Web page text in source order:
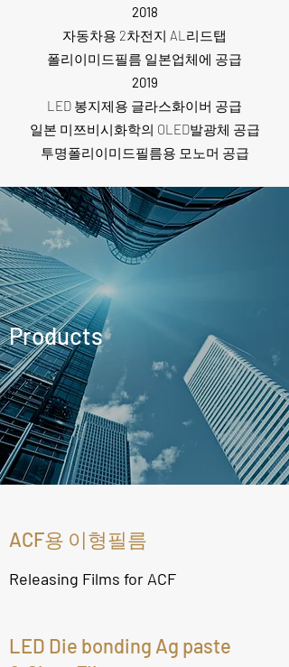
2018
자동차용 2차전지 AL리드탭
폴리이미드필름 일본업체에 공급
2019
LED 봉지제용 글라스화이버 공급
일본 미쯔비시화학의 OLED발광체 공급
투명폴리이미드필름용 모노머 공급
Products
ACF용 이형필름
Releasing Films for ACF
LED Die bonding Ag paste